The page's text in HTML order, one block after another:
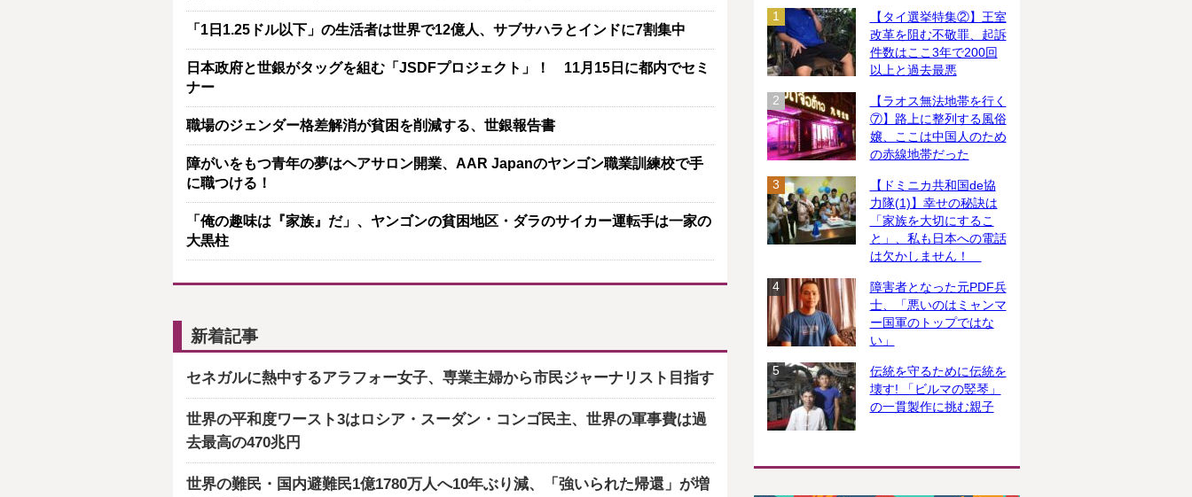
「1日1.25ドル以下」の生活者は世界で12億人、サブサハラとインドに7割集中
日本政府と世銀がタッグを組む「JSDFプロジェクト」！ 11月15日に都内でセミ
ナー
職場のジェンダー格差解消が貧困を削減する、世銀報告書
障がいをもつ青年の夢はヘアサロン開業、AAR Japanのヤンゴン職業訓練校で手
に職つける！
「俺の趣味は『家族』だ」、ヤンゴンの貧困地区・ダラのサイカー運転手は一家の
大黒柱
新着記事
セネガルに熱中するアラフォー女子、専業主婦から市民ジャーナリスト目指す
世界の平和度ワースト3はロシア・スーダン・コンゴ民主、世界の軍事費は過
去最高の470兆円
世界の難民・国内避難民1億1780万人へ10年ぶり減、「強いられた帰還」が増
【タイ選挙特集②】王室
改革を阻む不敬罪、起訴
件数はここ3年で200回
以上と過去最悪
【ラオス無法地帯を行く
⑦】路上に整列する風俗
嬢、ここは中国人のため
の赤線地帯だった
【ドミニカ共和国de協
力隊(1)】幸せの秘訣は
「家族を大切にするこ
と」、私も日本への電話
は欠かしません！
障害者となった元PDF兵
士、「悪いのはミャンマ
ー国軍のトップではな
い」
伝統を守るために伝統を
壊す! 「ビルマの竪琴」
の一貫製作に挑む親子